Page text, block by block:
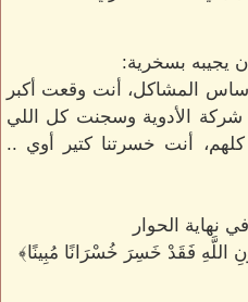
يجيبه بسخرية:
المشاكل، أنت وقعت أكبر
الأدوية وسجنت كل اللي
كلهم، أنت خسرتنا كتير أوي ..
الحوار
اللَّهِ فَقَدْ خَسِرَ خُسْرَانًا مُبِينًا﴾